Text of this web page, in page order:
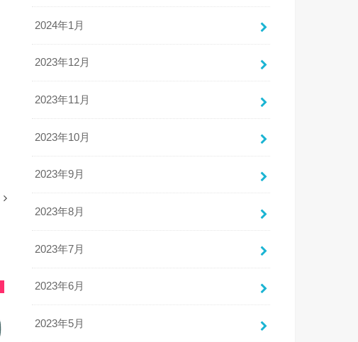
2024年1月
2023年12月
2023年11月
2023年10月
2023年9月
2023年8月
2023年7月
2023年6月
2023年5月